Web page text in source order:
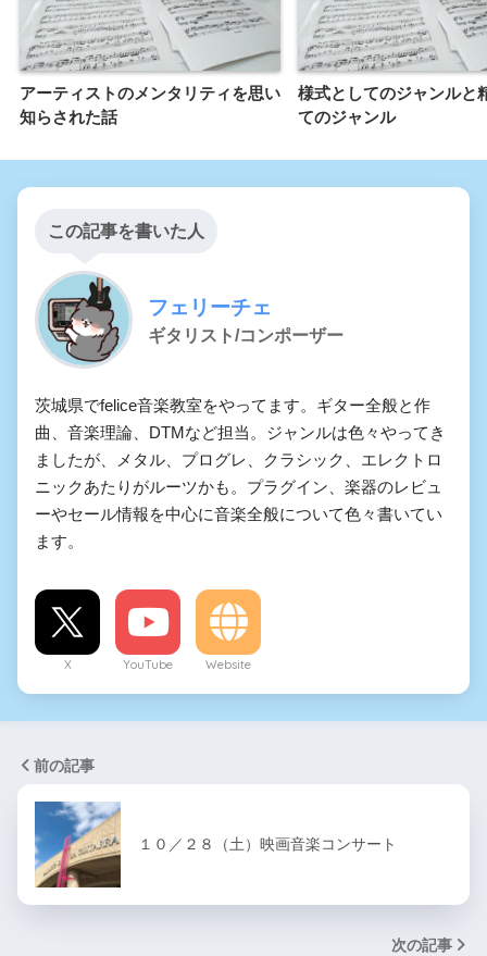
アーティストのメンタリティを思い
知らされた話
様式としてのジャンルと
てのジャンル
この記事を書いた人
フェリーチェ
ギタリスト/コンポーザー
茨城県でfelice音楽教室をやってます。ギター全般と作
曲、音楽理論、DTMなど担当。ジャンルは色々やってき
ましたが、メタル、プログレ、クラシック、エレクトロ
ニックあたりがルーツかも。プラグイン、楽器のレビュ
ーやセール情報を中心に音楽全般について色々書いてい
ます。
X YouTube Website
前の記事
１０／２８（土）映画音楽コンサート
次の記事